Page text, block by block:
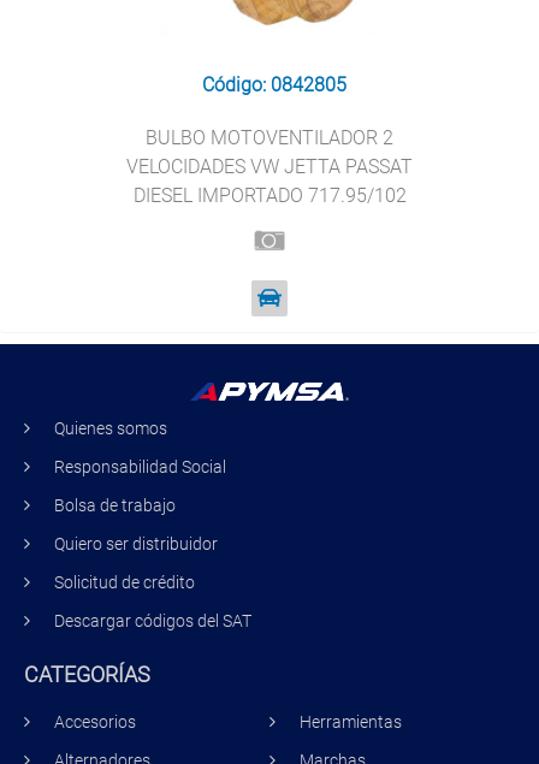
Código: 0842805
BULBO MOTOVENTILADOR 2
VELOCIDADES VW JETTA PASSAT
DIESEL IMPORTADO 717.95/102
Quienes somos
Responsabilidad Social
Bolsa de trabajo
Quiero ser distribuidor
Solicitud de crédito
Descargar códigos del SAT
CATEGORÍAS
Accesorios
Herramientas